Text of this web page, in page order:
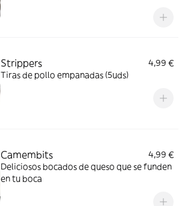
Strippers
4,99 €
Tiras de pollo empanadas (5uds)
Camembits
4,99 €
Deliciosos bocados de queso que se funden
en tu boca